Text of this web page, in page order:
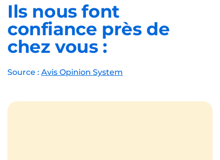
Ils nous font
confiance près de
chez vous :
Source : Avis Opinion System